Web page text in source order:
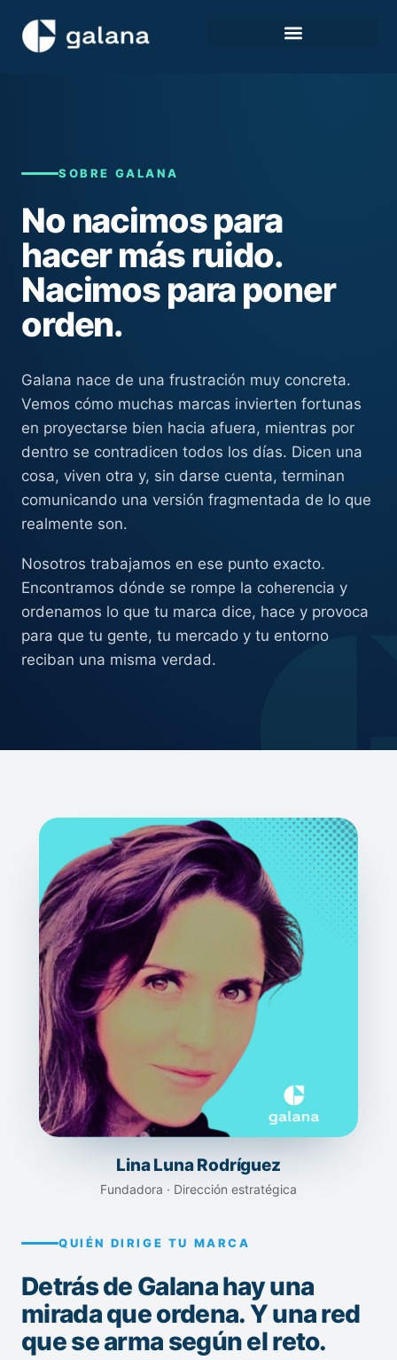
SOBRE GALANA
No nacimos para
hacer más ruido.
Nacimos para poner
orden.
Galana nace de una frustración muy concreta.
Vemos cómo muchas marcas invierten fortunas
en proyectarse bien hacia afuera, mientras por
dentro se contradicen todos los días. Dicen una
cosa, viven otra y, sin darse cuenta, terminan
comunicando una versión fragmentada de lo que
realmente son.
Nosotros trabajamos en ese punto exacto.
Encontramos dónde se rompe la coherencia y
ordenamos lo que tu marca dice, hace y provoca
para que tu gente, tu mercado y tu entorno
reciban una misma verdad.
Lina Luna Rodríguez
Fundadora · Dirección estratégica
QUIÉN DIRIGE TU MARCA
Detrás de Galana hay una
mirada que ordena. Y una red
que se arma según el reto.